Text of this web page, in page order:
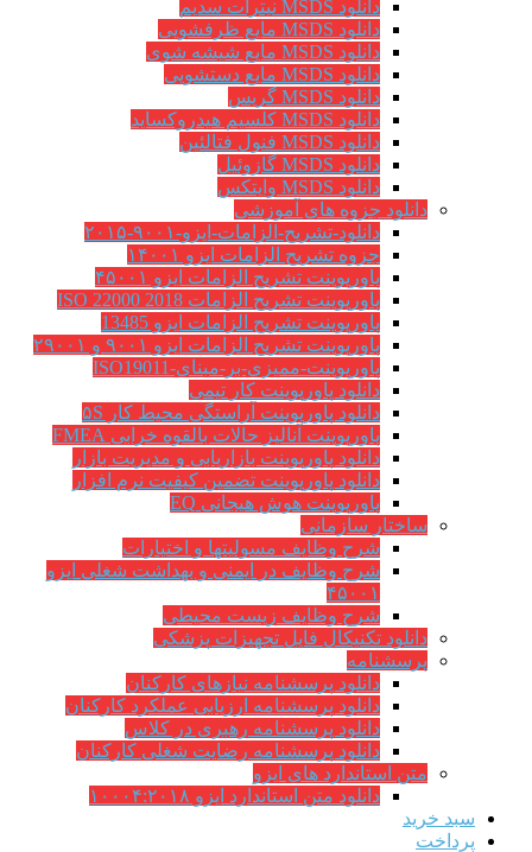
دانلود MSDS نیترات سدیم
دانلود MSDS مایع ظرفشویی
دانلود MSDS مایع شیشه شوی
دانلود MSDS مایع دستشویی
دانلود MSDS گریس
دانلود MSDS کلسیم هیدروکساید
دانلود MSDS فنول فتالئین
دانلود MSDS گازوئیل
دانلود MSDS وایتکس
دانلود جزوه های آموزشی
دانلود-تشریح-الزامات-ایزو-۹۰۰۱-۲۰۱۵
جزوه تشریح الزامات ایزو ۱۴۰۰۱
پاورپوینت تشریح الزامات ایزو ۴۵۰۰۱
پاورپوینت تشریح الزامات ISO 22000 2018
پاورپوینت تشریح الزامات ایزو 13485
پاورپوینت تشریح الزامات ایزو ۹۰۰۱ و ۲۹۰۰۱
پاورپوینت-ممیزی-بر-مبنای-ISO19011
دانلود پاورپوینت کار تیمی
دانلود پاورپوینت آراستگی محیط کار ۵S
پاورپوینت آنالیز حالات بالقوه خرابی FMEA
دانلود پاورپوینت بازاریابی و مدیریت بازار
دانلود پاورپوینت تضمین کیفیت نرم افزار
پاورپوینت هوش هیجانی EQ
ساختار سازمانی
شرح وظايف مسوليتها و اختيارات
شرح وظایف در ایمنی و بهداشت شغلی ایزو
۴۵۰۰۱
شرح وظایف زیست محیطی
دانلود تکنیکال فایل تجهیزات پزشکی
پرسشنامه
دانلود پرسشنامه نیازهای کارکنان
دانلود پرسشنامه ارزیابی عملکرد کارکنان
دانلود پرسشنامه رهبری در کلاس
دانلود پرسشنامه رضایت شغلی کارکنان
متن استاندارد های ایزو
دانلود متن استاندارد ایزو ۱۰۰۰۴:۲۰۱۸
سبد خرید
پرداخت